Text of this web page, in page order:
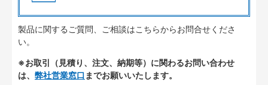
製品に関するご質問、ご相談はこちらからお問合せくださ
い。
※お取引（見積り、注文、納期等）に関わるお問い合わせ
は、 弊社営業窓口 までお願いいたします。